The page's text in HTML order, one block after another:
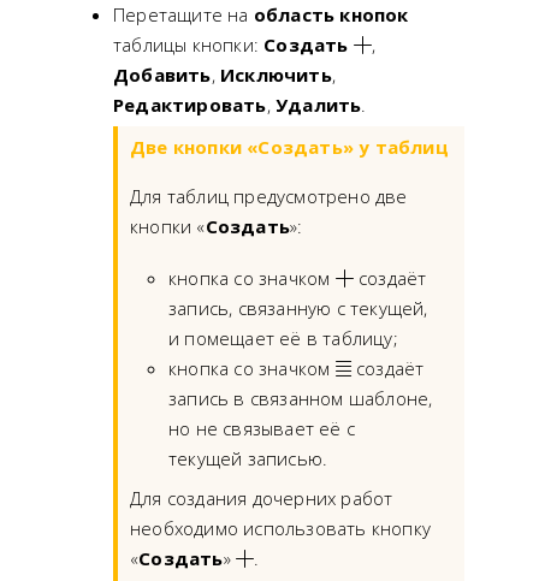
Перетащите на область кнопок
таблицы кнопки: Создать
,
Добавить, Исключить,
Редактировать,Удалить
Две кнопки «Создать» у таблиц
Для таблиц предусмотрено две
кнопки «Создать»:
кнопка со значком
создаёт
запись, связанную с текущей,
и помещает её в таблицу;
кнопка со значком
создаёт
запись в связанном шаблоне,
но не связывает её с
текущей записью.
Для создания дочерних работ
необходимо использовать кнопку
«Создать»